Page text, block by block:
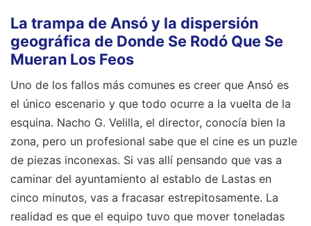
La trampa de Ansó y la dispersión
geográfica de Donde Se Rodó Que Se
Mueran Los Feos
Uno de los fallos más comunes es creer que Ansó es
el único escenario y que todo ocurre a la vuelta de la
esquina. Nacho G. Velilla, el director, conocía bien la
zona, pero un profesional sabe que el cine es un puzle
de piezas inconexas. Si vas allí pensando que vas a
caminar del ayuntamiento al establo de Lastas en
cinco minutos, vas a fracasar estrepitosamente. La
realidad es que el equipo tuvo que mover toneladas